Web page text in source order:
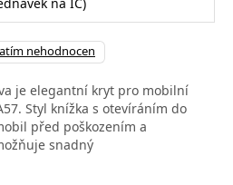
nehodnocen
je elegantní kryt pro mobilní
Styl knížka s otevíráním do
před poškozením a
snadný